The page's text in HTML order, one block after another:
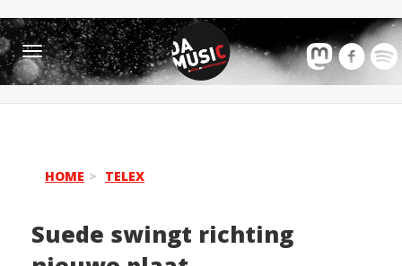
Toggle
navigation
HOME TELEX
Suede swingt richting